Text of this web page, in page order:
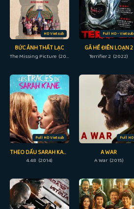
HD Vietsub
BỨC ẢNH THẤT LẠC
The Missing Picture (2013)
Full HD - Vietsub
GÃ HỀ ĐIÊN LOẠN 2
Terrifier 2 (2022)
Full HD Vietsub
THEO DẤU SARAH KANE
4.48 (2014)
Full HD
A WAR
A War (2015)